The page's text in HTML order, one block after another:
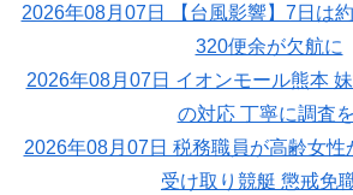
2026年08月07日 【台風影響】7日は
320便余が欠航に
2026年08月07日 イオンモール熊本
の対応 丁寧に調査
2026年08月07日 税務職員が高齢女性
受け取り競艇 懲戒免